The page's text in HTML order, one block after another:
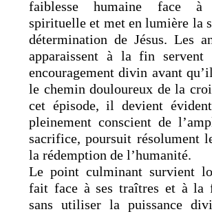
faiblesse humaine face
spirituelle et met en lumière la
détermination de Jésus. Les
apparaissent à la fin servent
encouragement divin avant
le chemin douloureux de la
cet épisode, il devient
pleinement conscient de
sacrifice, poursuit résolument
la rédemption de l’humanité.
Le point culminant survient
fait face à ses traîtres et à la
sans utiliser la puissance